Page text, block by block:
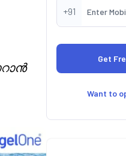
+91
Want to